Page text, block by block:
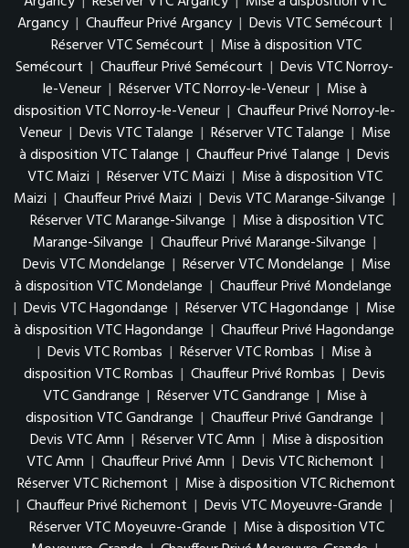
Argancy | Chauffeur Privé Argancy | Devis VTC Semécourt |
Réserver VTC Semécourt | Mise à disposition VTC
Semécourt | Chauffeur Privé Semécourt | Devis VTC Norroy-
le-Veneur | Réserver VTC Norroy-le-Veneur | Mise à
disposition VTC Norroy-le-Veneur | Chauffeur Privé Norroy-le-
Veneur | Devis VTC Talange | Réserver VTC Talange | Mise
à disposition VTC Talange | Chauffeur Privé Talange | Devis
VTC Maizi | Réserver VTC Maizi | Mise à disposition VTC
Maizi | Chauffeur Privé Maizi | Devis VTC Marange-Silvange |
Réserver VTC Marange-Silvange | Mise à disposition VTC
Marange-Silvange | Chauffeur Privé Marange-Silvange |
Devis VTC Mondelange | Réserver VTC Mondelange | Mise
à disposition VTC Mondelange | Chauffeur Privé Mondelange
| Devis VTC Hagondange | Réserver VTC Hagondange | Mise
à disposition VTC Hagondange | Chauffeur Privé Hagondange
| Devis VTC Rombas | Réserver VTC Rombas | Mise à
disposition VTC Rombas | Chauffeur Privé Rombas | Devis
VTC Gandrange | Réserver VTC Gandrange | Mise à
disposition VTC Gandrange | Chauffeur Privé Gandrange |
Devis VTC Amn | Réserver VTC Amn | Mise à disposition
VTC Amn | Chauffeur Privé Amn | Devis VTC Richemont |
Réserver VTC Richemont | Mise à disposition VTC Richemont
| Chauffeur Privé Richemont | Devis VTC Moyeuvre-Grande |
Réserver VTC Moyeuvre-Grande | Mise à disposition VTC